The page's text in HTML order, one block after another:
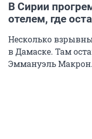
В Сирии
отелем, где
Несколько
в Дамаске. Там
Эммануэль Макрон.